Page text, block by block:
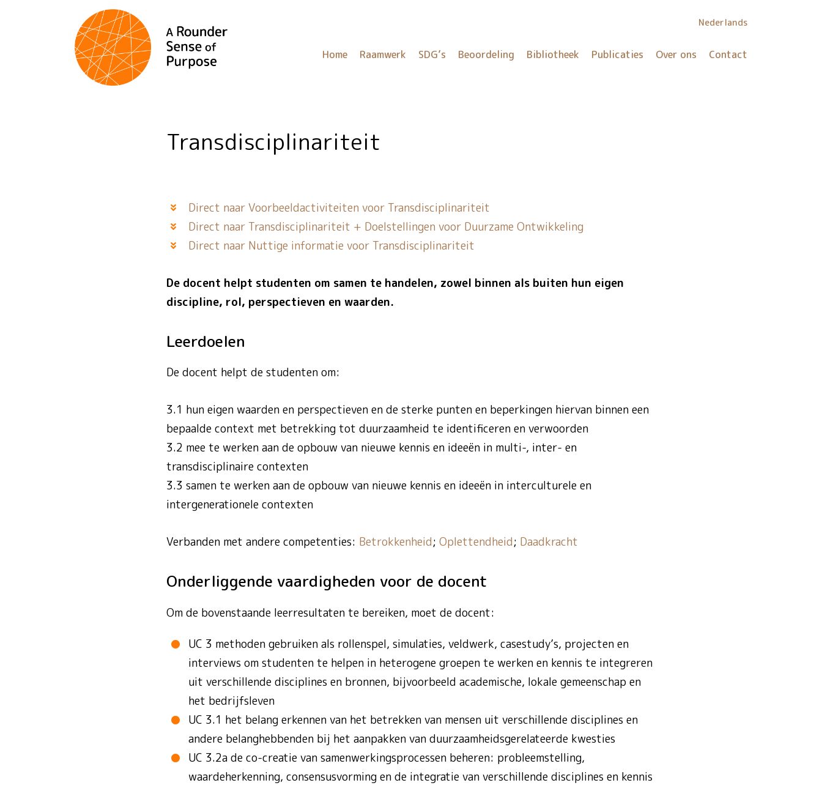
Nederlands
Home Raamwerk SDG’s Beoordeling Bibliotheek Publicaties Over ons Contact
Transdisciplinariteit
Direct naar Voorbeeld­activiteiten voor Transdisciplinariteit
Direct naar Transdisciplinariteit + Doelstellingen voor Duurzame Ontwikkeling
Direct naar Nuttige informatie voor Transdisciplinariteit
De docent helpt studenten om samen te handelen, zowel binnen als buiten hun eigen
discipline, rol, perspectieven en waarden.
Leerdoelen
De docent helpt de studenten om:
3.1 hun eigen waarden en perspectieven en de sterke punten en beperkingen hiervan binnen een
bepaalde context met betrekking tot duurzaamheid te identificeren en verwoorden
3.2 mee te werken aan de opbouw van nieuwe kennis en ideeën in multi-, inter- en
transdisciplinaire contexten
3.3 samen te werken aan de opbouw van nieuwe kennis en ideeën in interculturele en
intergenerationele contexten
Verbanden met andere competenties: Betrokkenheid; Oplettendheid; Daadkracht
Onderliggende vaardigheden voor de docent
Om de bovenstaande leerresultaten te bereiken, moet de docent:
UC 3 methoden gebruiken als rollenspel, simulaties, veldwerk, casestudy’s, projecten en
interviews om studenten te helpen in heterogene groepen te werken en kennis te integreren
uit verschillende disciplines en bronnen, bijvoorbeeld academische, lokale gemeenschap en
het bedrijfsleven
UC 3.1 het belang erkennen van het betrekken van mensen uit verschillende disciplines en
andere belanghebbenden bij het aanpakken van duurzaamheidsgerelateerde kwesties
UC 3.2a de co-creatie van samenwerkingsprocessen beheren: probleemstelling,
waardeherkenning, consensusvorming en de integratie van verschillende disciplines en kennis